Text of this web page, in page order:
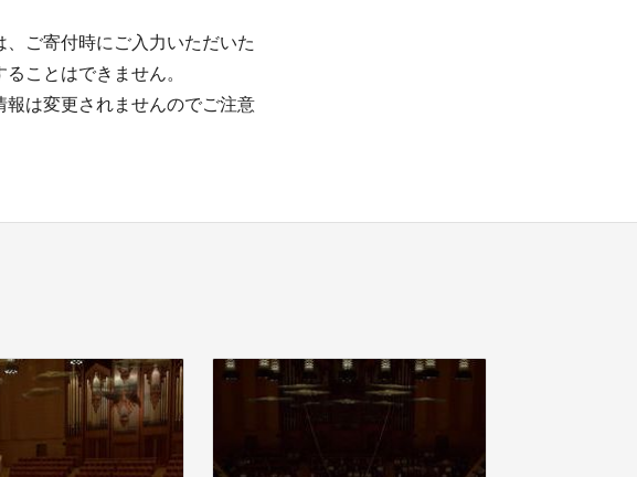
ご寄付時にご入力いただいた
ことはできません。
は変更されませんのでご注意